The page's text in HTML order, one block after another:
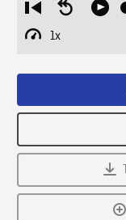
Restart
from
beginning
Seek
Play
1x
Playback